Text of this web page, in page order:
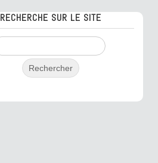
RECHERCHE SUR LE SITE